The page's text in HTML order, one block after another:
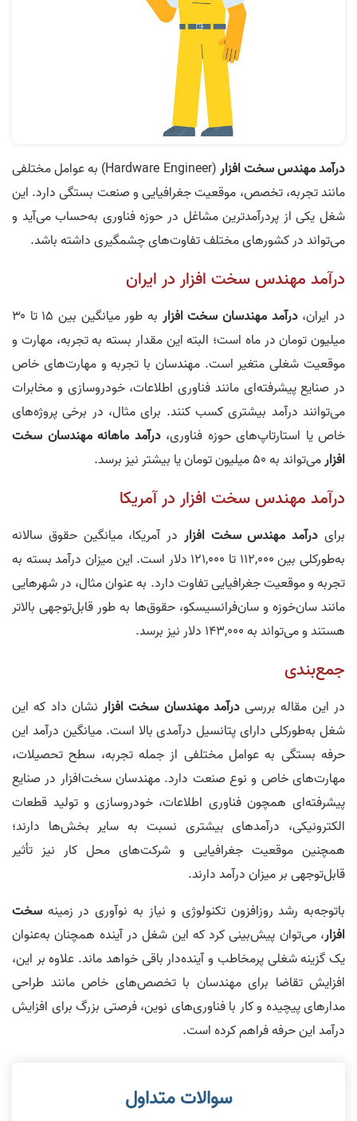
درآمد مهندس سخت افزار
(Hardware Engineer) به عوامل مختلفی
مانند تجربه، تخصص، موقعیت جغرافیایی و صنعت بستگی دارد. این
شغل یکی از پردرآمدترین مشاغل در حوزه فناوری به‌حساب می‌آید و
می‌تواند در کشورهای مختلف تفاوت‌های چشمگیری داشته باشد.
درآمد مهندس سخت افزار در ایران
در ایران،درآمد مهندسان سخت افزار
به طور میانگین بین ۱۵ تا ۳۰
میلیون تومان در ماه است؛ البته این مقدار بسته به تجربه، مهارت و
موقعیت شغلی متغیر است. مهندسان با تجربه و مهارت‌های خاص
در صنایع پیشرفته‌ای مانند فناوری اطلاعات، خودروسازی و مخابرات
می‌توانند درآمد بیشتری کسب کنند. برای مثال، در برخی پروژه‌های
خاص یا استارتاپ‌های حوزه فناوری،درآمد ماهانه مهندسان سخت
افزارمی‌تواند به ۵۰ میلیون تومان یا بیشتر نیز برسد.
درآمد مهندس سخت افزار در آمریکا
برای درآمد مهندس سخت افزار در آمریکا، میانگین حقوق سالانه
به‌طورکلی بین 112,000 تا 121,000 دلار است. این میزان درآمد بسته به
تجربه و موقعیت جغرافیایی تفاوت دارد. به عنوان مثال، در شهرهایی
مانند سان‌خوزه و سان‌فرانسیسکو، حقوق‌ها به طور قابل‌توجهی بالاتر
هستند و می‌تواند به 143,000 دلار نیز برسد.
جمع‌بندی
در این مقاله بررسیدرآمد مهندسان سخت افزارنشان داد که این
شغل به‌طورکلی دارای پتانسیل درآمدی بالا است. میانگین درآمد این
حرفه بستگی به عوامل مختلفی از جمله تجربه، سطح تحصیلات،
مهارت‌های خاص و نوع صنعت دارد. مهندسان سخت‌افزار در صنایع
پیشرفته‌ای همچون فناوری اطلاعات، خودروسازی و تولید قطعات
الکترونیکی، درآمدهای بیشتری نسبت به سایر بخش‌ها دارند؛
همچنین موقعیت جغرافیایی و شرکت‌های محل کار نیز تأثیر
قابل‌توجهی بر میزان درآمد دارند.
باتوجه‌به رشد روزافزون تکنولوژی و نیاز به نوآوری در زمینه سخت
افزار، می‌توان پیش‌بینی کرد که این شغل در آینده همچنان به‌عنوان
یک گزینه شغلی پرمخاطب و آینده‌دار باقی خواهد ماند. علاوه بر این،
افزایش تقاضا برای مهندسان با تخصص‌های خاص مانند طراحی
مدارهای پیچیده و کار با فناوری‌های نوین، فرصتی بزرگ برای افزایش
درآمد این حرفه فراهم کرده است.